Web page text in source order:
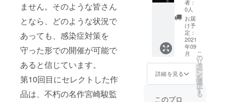
ません。そのような皆さん
となら、どのような状況で
あっても、感染症対策を
守った形での開催が可能で
あると信じています。
第10回目にセレクトした作
品は、不朽の名作宮崎駿監
ツ5枚
シネ
ポート
シア
ターチ
ケット5
枚（デ
ザイン
が画像
と異な
る場合
があり
画上映
前後に5
分以内
の映像
を放映
するこ
とが出
来ま
す。 ※
公序良
俗に添
う内容
者：
0人
お届
け予
定：
2021
年09
月
詳細を見る
こ
の
リ
タ
ー
ン
を
選
択
す
る
このプロ